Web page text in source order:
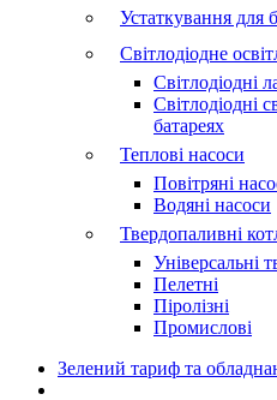
Устаткування для
Світлодіодне
Світлодіодні
Світлодіодні
батареях
Теплові насоси
Повітряні
Водяні насоси
Твердопаливні
Універсальні
Пелетні
Піролізні
Промислові
Зелений тариф та